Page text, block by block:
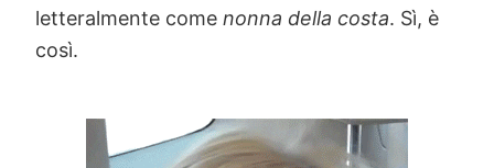
letteralmente come nonna della costa. Sì, è
così.